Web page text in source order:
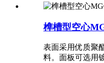
榫槽型空心
表面采用优质聚
料。面板可选用